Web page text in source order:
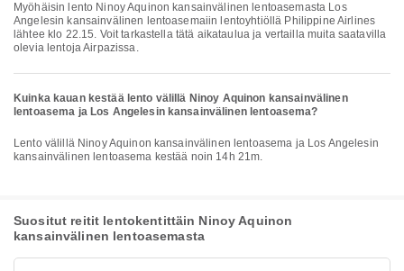
Myöhäisin lento Ninoy Aquinon kansainvälinen lentoasemasta Los
Angelesin kansainvälinen lentoasemaiin lentoyhtiöllä Philippine Airlines
lähtee klo 22.15. Voit tarkastella tätä aikataulua ja vertailla muita saatavilla
olevia lentoja Airpazissa.
Kuinka kauan kestää lento välillä Ninoy Aquinon kansainvälinen
lentoasema ja Los Angelesin kansainvälinen lentoasema?
Lento välillä Ninoy Aquinon kansainvälinen lentoasema ja Los Angelesin
kansainvälinen lentoasema kestää noin 14h 21m.
Suositut reitit lentokentittäin Ninoy Aquinon
kansainvälinen lentoasemasta